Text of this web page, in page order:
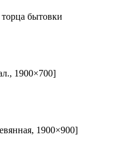
бытовки
1900×700]
1900×900]